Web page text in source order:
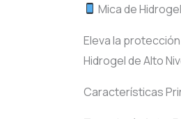
Mica de
Eleva la
Hidrogel de Alto
Características